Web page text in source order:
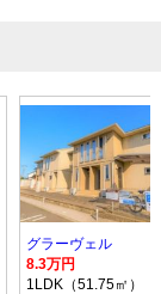
グラーヴェル
8.3万円
1LDK（51.75㎡）